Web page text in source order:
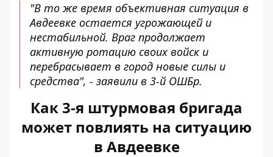
"В то же время объективная ситуация в
Авдеевке остается угрожающей и
нестабильной. Враг продолжает
активную ротацию своих войск и
перебрасывает в город новые силы и
средства", - заявили в 3-й ОШБр.
Как 3-я штурмовая бригада
может повлиять на ситуацию
в Авдеевке